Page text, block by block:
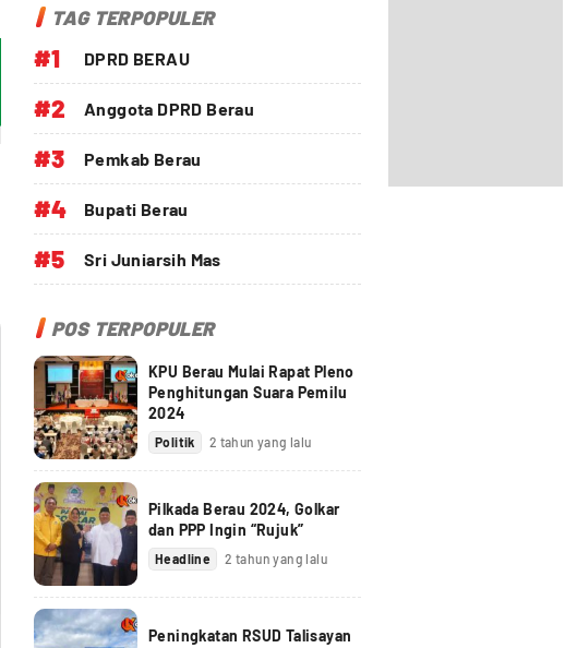
TAG TERPOPULER
#1 DPRD BERAU
#2 Anggota DPRD Berau
#3 Pemkab Berau
#4 Bupati Berau
#5 Sri Juniarsih Mas
POS TERPOPULER
KPU Berau Mulai Rapat Pleno
Penghitungan Suara Pemilu
2024
Politik 2 tahun yang lalu
Pilkada Berau 2024, Golkar
dan PPP Ingin “Rujuk”
Headline 2 tahun yang lalu
Peningkatan RSUD Talisayan